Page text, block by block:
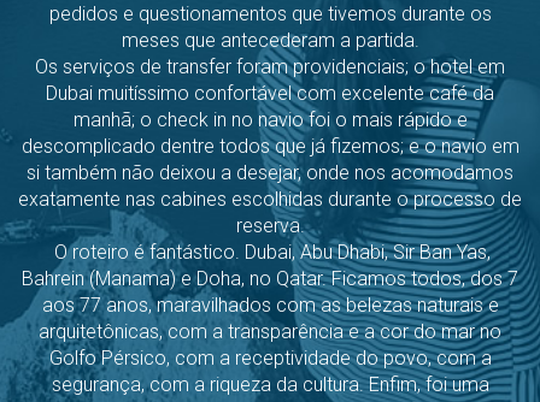
pedidos e questionamentos que tivemos durante os
meses que antecederam a partida.
Os serviços de transfer foram providenciais; o hotel em
Dubai muitíssimo confortável com excelente café da
manhã; o check in no navio foi o mais rápido e
descomplicado dentre todos que já fizemos; e o navio em
si também não deixou a desejar, onde nos acomodamos
exatamente nas cabines escolhidas durante o processo de
reserva.
O roteiro é fantástico. Dubai, Abu Dhabi, Sir Ban Yas,
Bahrein (Manama) e Doha, no Qatar. Ficamos todos, dos 7
aos 77 anos, maravilhados com as belezas naturais e
arquitetônicas, com a transparência e a cor do mar no
Golfo Pérsico, com a receptividade do povo, com a
segurança, com a riqueza da cultura. Enfim, foi uma